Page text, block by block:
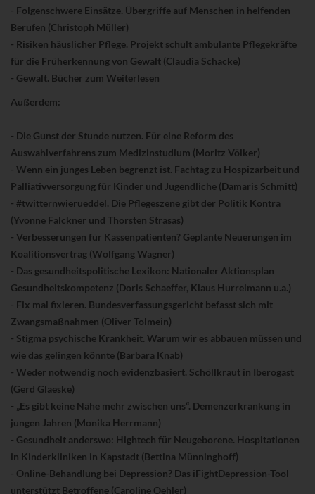
- Folgenschwere Einsätze. Übergriffe auf Menschen in helfenden
Berufen (Christoph Müller)
- Risiken häuslicher Pflege. Projekt schult ambulante Pflegekräfte
für die Früherkennung von Gewalt (Claudia Schacke)
- Gewalt. Bücher zum Weiterlesen
Außerdem:
- Die Gunst der Stunde nutzen. Für eine Reform des
Auswahlverfahrens zum Medizinstudium (Moritz Völker)
- Wenn ein junges Leben begrenzt ist. Fachtag zu Hospizarbeit und
Palliativversorgung für Kinder und Jugendliche (Damaris Schmitt)
- #twitternwierueddel. Die Pflegeszene gibt der Politik Kontra
(Yvonne Falckner und Thorsten Strasas)
- Verbesserungen für Kassenpatienten? Geplante Neuerungen im
Koalitionsvertrag (Wolfgang Wagner)
- Das gesundheitspolitische Lexikon: Nationaler Aktionsplan
Gesundheitskompetenz (Doris Schaeffer, Klaus Hurrelmann u.a.)
- Fix mal fixieren. Bundesverfassungsgericht befasst sich mit
Zwangsmaßnahmen (Oliver Tolmein)
- Stigma psychische Krankheit. Warum wir es abbauen müssen und
wie das gelingen könnte (Barbara Knab)
- Weder notwendig noch evidenzbasiert. Schöllkraut in Iberogast
(Gerd Glaeske)
- „Es gibt keine Nähe mehr zwischen uns“. Demenzerkrankung in
jungen Jahren (Monika Herrmann)
- Gesundheit anderswo: Hightech für Neugeborene. Hospitationen
in Kinderkliniken in Kapstadt (Bettina Münninghoff)
- Online-Behandlung bei Depression? Das iFightDepression-Tool
unterstützt Betroffene (Caroline Oehler)